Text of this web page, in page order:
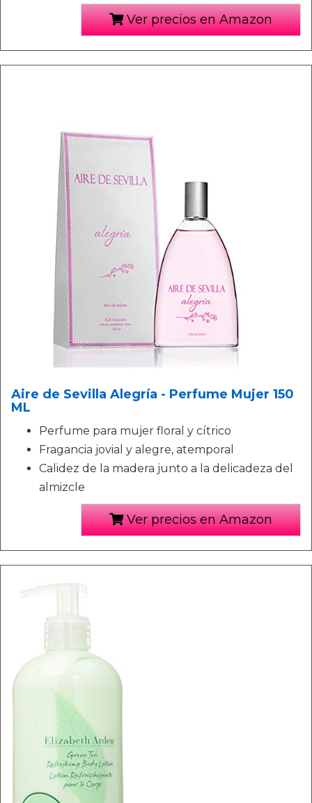
Ver precios en Amazon
Aire de Sevilla Alegría - Perfume Mujer 150
ML
Perfume para mujer floral y cítrico
Fragancia jovial y alegre, atemporal
Calidez de la madera junto a la delicadeza del
almizcle
Ver precios en Amazon